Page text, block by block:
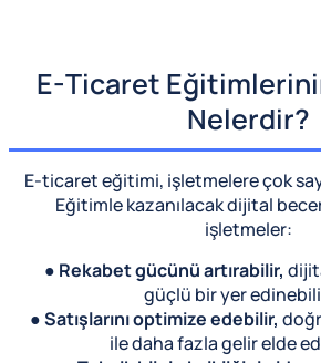
E-Ticaret
Nelerdir?
E-ticaret eğitimi, işletmelere çok
Eğitimle kazanılacak dijital
işletmeler:
● Rekabet gücünü artırabilir,
güçlü bir yer
● Satışlarını optimize edebilir,
ile daha fazla gelir elde